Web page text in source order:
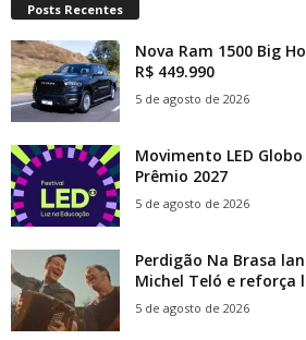
Posts Recentes
Nova Ram 1500 Big
R$ 449.990
5 de agosto de 2026
Movimento LED
Prêmio 2027
5 de agosto de 2026
Perdigão Na Brasa
Michel Teló e reforça
5 de agosto de 2026